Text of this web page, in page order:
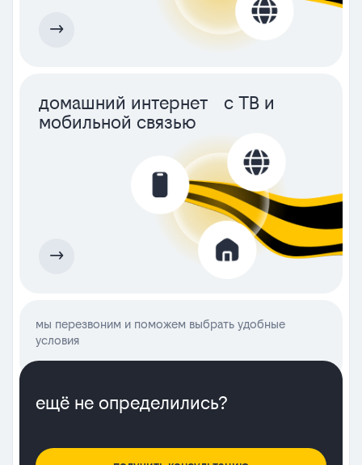
домашний интернет с ТВ и
мобильной связью
мы перезвоним и поможем выбрать удобные
условия
ещё не определились?